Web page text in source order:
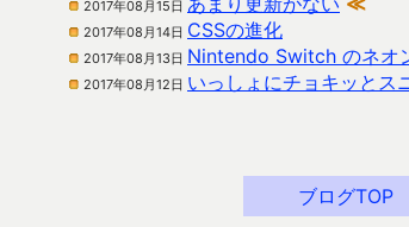
2017年08月15日
2017年08月14日 CSSの進化
2017年08月13日 Nintendo Switch のネオ
2017年08月12日 いっしょにチョキッとス
ブログTOP